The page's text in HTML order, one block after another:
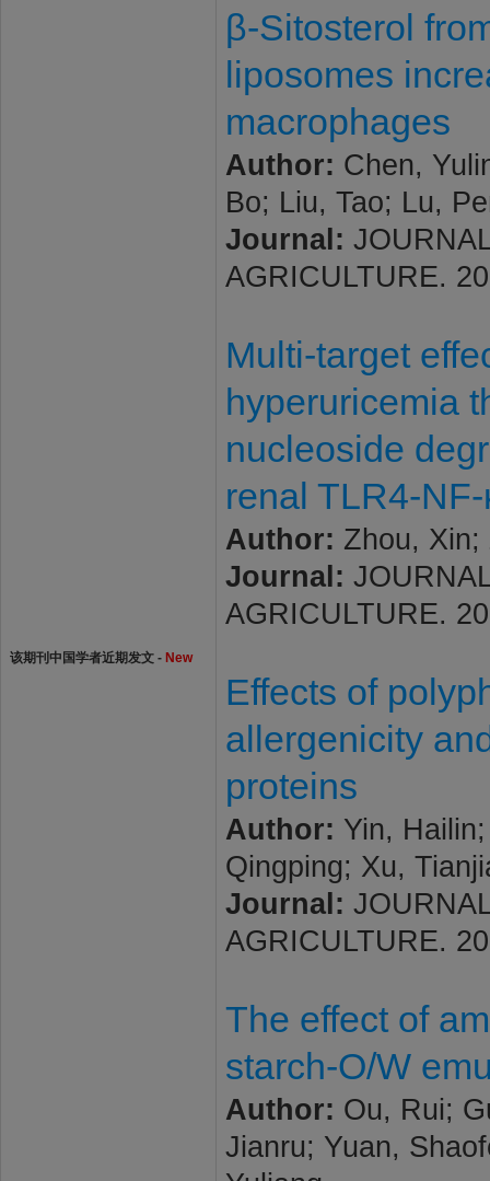
该期刊中国学者近期发文 - New
β-Sitosterol
liposomes
macrophages
Author: Chen,
Bo; Liu, Tao; Lu,
Journal:
AGRICULTURE.
Multi-target
hyperuricemia
nucleoside
renal TLR4-
Author: Zhou, Xin;
Journal:
AGRICULTURE.
Effects of
allergenicity
proteins
Author: Yin,
Qingping; Xu,
Journal:
AGRICULTURE.
The effect of
starch-O/W
Author: Ou, Rui;
Jianru; Yuan,